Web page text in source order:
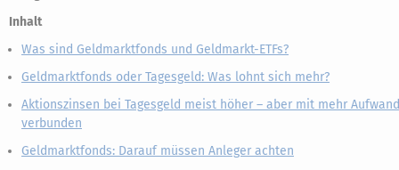
Inhalt
Was sind Geldmarktfonds und Geldmarkt-ETFs?
Geldmarktfonds oder Tagesgeld: Was lohnt sich mehr?
Aktionszinsen bei Tagesgeld meist höher – aber mit mehr Aufwand
verbunden
Geldmarktfonds: Darauf müssen Anleger achten